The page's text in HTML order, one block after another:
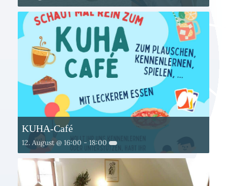
KUHA-Café
12. August @ 16:00 - 18:00